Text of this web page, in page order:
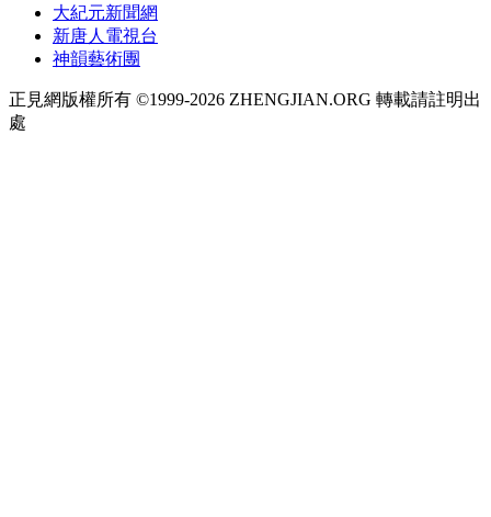
大紀元新聞網
新唐人電視台
神韻藝術團
正見網版權所有 ©1999-2026 ZHENGJIAN.ORG 轉載請註明出
處